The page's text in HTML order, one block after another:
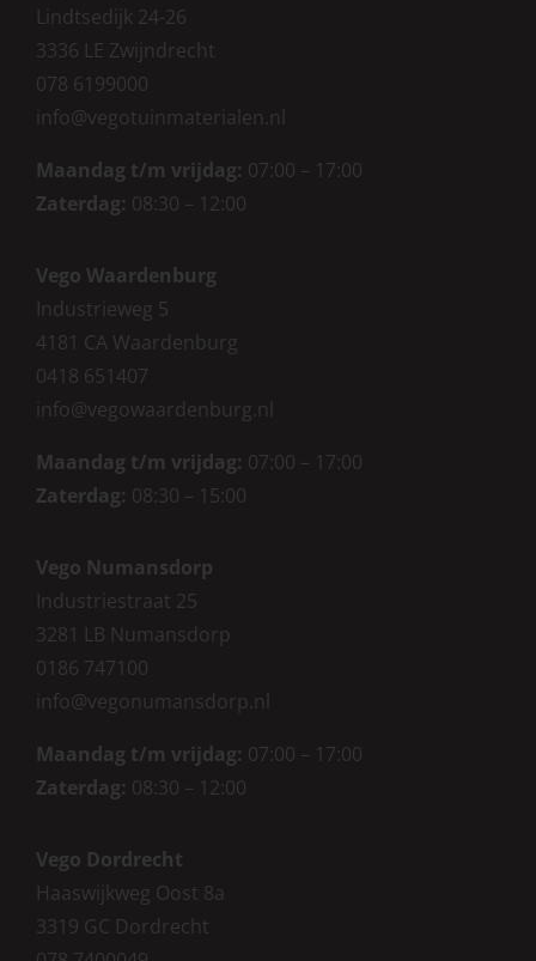
Lindtsedijk 24-26
3336 LE Zwijndrecht
078 6199000
info@vegotuinmaterialen.nl
Maandag t/m vrijdag: 07:00 – 17:00
Zaterdag: 08:30 – 12:00
Vego Waardenburg
Industrieweg 5
4181 CA Waardenburg
0418 651407
info@vegowaardenburg.nl
Maandag t/m vrijdag: 07:00 – 17:00
Zaterdag: 08:30 – 15:00
Vego Numansdorp
Industriestraat 25
3281 LB Numansdorp
0186 747100
info@vegonumansdorp.nl
Maandag t/m vrijdag: 07:00 – 17:00
Zaterdag: 08:30 – 12:00
Vego Dordrecht
Haaswijkweg Oost 8a
3319 GC Dordrecht